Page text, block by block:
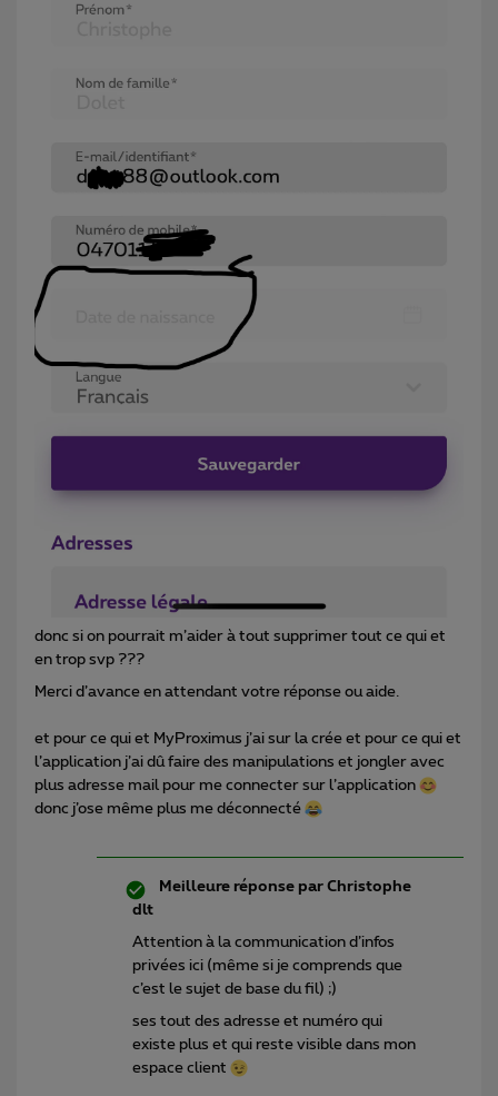
donc si on pourrait m’aider à tout supprimer tout ce qui et
en trop svp ???
Merci d’avance en attendant votre réponse ou aide.
et pour ce qui et MyProximus j’ai sur la crée et pour ce qui et
l’application j’ai dû faire des manipulations et jongler avec
plus adresse mail pour me connecter sur l’application
donc j’ose même plus me déconnecté
Meilleure réponse par Christophe
dlt
Attention à la communication d’infos
privées ici (même si je comprends que
c’est le sujet de base du fil) ;)
ses tout des adresse et numéro qui
existe plus et qui reste visible dans mon
espace client